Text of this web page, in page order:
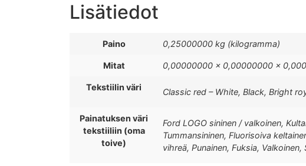
Lisätiedot
Paino 0,25000000 kg (kilogramma)
Mitat 0,00000000 × 0,00000000 ×
Tekstiilin väri Classic red – White, Black, Bright
Painatuksen väri
tekstiiliin (oma
toive)
Ford LOGO sininen / valkoinen,
Tummansininen, Fluorisoiva
vihreä, Punainen, Fuksia,